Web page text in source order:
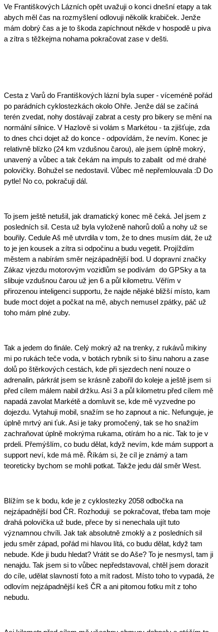
Ve Františkových Lázních opět uvažuji o konci dnešní etapy a tak
abych měl čas na rozmyšlení odlovuji několik krabiček. Jenže
mám dobrý čas a je to škoda zapíchnout někde v hospodě u piva
a zítra s těžkejma nohama pokračovat zase v dešti.
Cesta z Varů do Františkových lázní byla super - víceméně pořád
po parádních cyklostezkách okolo Ohře. Jenže dál se začíná
terén zvedat, nohy dostávají zabrat a cesty pro bikery se mění na
normální silnice. V Hazlově si volám s Markétou - ta zjišťuje, zda
to dnes chci dojet až do konce - odpovídám, že nevím. Konec je
relativně blízko (24 km vzdušnou čarou), ale jsem úplně mokrý,
unavený a vůbec a tak čekám na impuls to zabalit  od mé drahé
polovičky. Bohužel se nedostavil. Vůbec mě nepřemlouvala :D Do
pytle! No co, pokračuji dál.
To jsem ještě netušil, jak dramatický konec mě čeká. Jel jsem z
posledních sil. Cesta už byla vyloženě nahorů dolů a nohy už se
bouřily. Cedule Aš mě utvrdila v tom, že to dnes musím dát, že už
to je jen kousek a zítra si odpočinu a budu vegetit. Projíždím
městem a nabírám směr nejzápadnější bod. U dopravní značky
Zákaz vjezdu motorovým vozidlům se podívám  do GPSky a ta
slibuje vzdušnou čarou už jen 6 a půl kilometru. Věřím v
přirozenou inteligenci supportu, že najde nějaké bližší místo, kam
bude moct dojet a počkat na mě, abych nemusel zpátky, páč už
toho mám plné zuby.
Tak a jedem do finále. Celý mokrý až na trenky, z rukávů mikiny
mi po rukách teče voda, v botách rybník si to šinu nahoru a zase
dolů po štěrkových cestách, kde při sjezdech není nouze o
adrenalin, párkrát jsem se krásně zabořil do koleje a ještě jsem si
před cílem málem nabil držku. Asi 3 a půl kilometru před cílem mě
napadá zavolat Markétě a domluvit se, kde mě vyzvedne po
dojezdu. Vytahuji mobil, snažím se ho zapnout a nic. Nefunguje, je
úplně mrtvý ani ťuk. Asi je taky promočený, tak se ho snažím
zachraňovat úplně mokrýma rukama, otírám ho a nic. Tak to je v
prdeli. Přemýšlím, co budu dělat, když nevím, kde mám support a
support neví, kde má mě. Říkám si, že cíl je známý a tam
teoreticky bychom se mohli potkat. Takže jedu dál směr West.
Blížím se k bodu, kde je z cyklostezky 2058 odbočka na
nejzápadnější bod ČR. Rozhoduji  se pokračovat, třeba tam moje
drahá polovička už bude, přece by si nenechala ujít tuto
významnou chvíli. Jak tak absolutně zmoklý a z posledních sil
jedu směr západ, pořád mi hlavou lítá, co budu dělat, když tam
nebude. Kde ji budu hledat? Vrátit se do Aše? To je nesmysl, tam ji
nenajdu. Tak jsem si to vůbec nepředstavoval, chtěl jsem dorazit
do cíle, udělat slavností foto a mít radost. Místo toho to vypadá, že
odlovím nejzápadnější keš ČR a ani pitomou fotku mít z toho
nebudu.